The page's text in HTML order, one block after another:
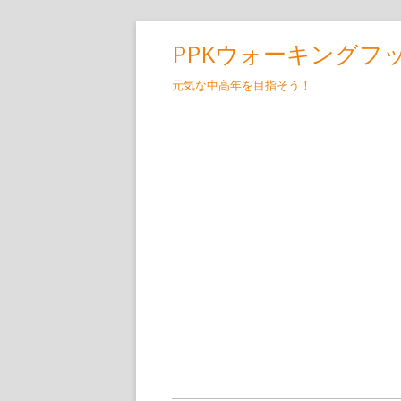
PPKウォーキングフ
元気な中高年を目指そう！